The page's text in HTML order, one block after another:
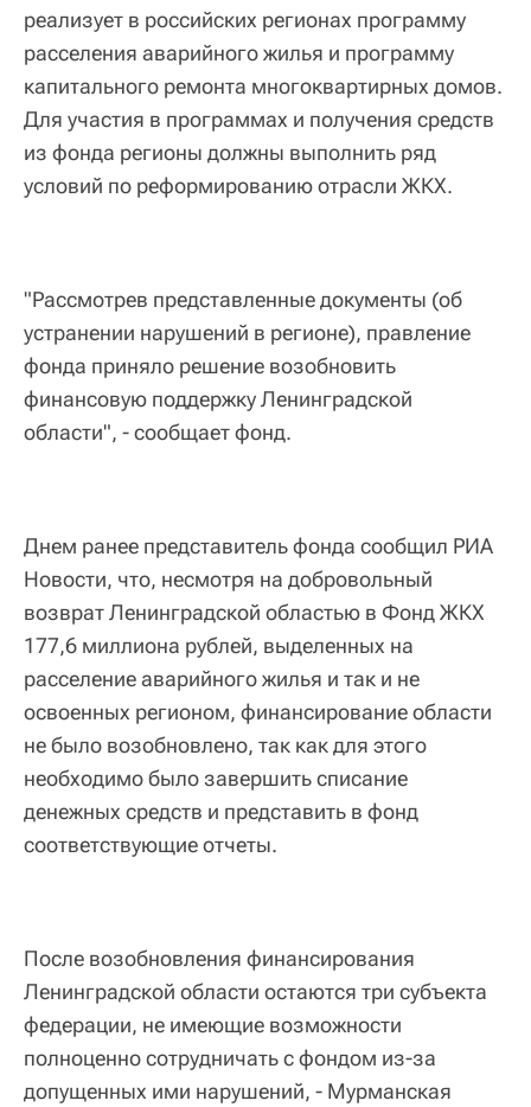
реализует в российских регионах программу
расселения аварийного жилья и программу
капитального ремонта многоквартирных домов.
Для участия в программах и получения средств
из фонда регионы должны выполнить ряд
условий по реформированию отрасли ЖКХ.
"Рассмотрев представленные документы (об
устранении нарушений в регионе), правление
фонда приняло решение возобновить
финансовую поддержку Ленинградской
области", - сообщает фонд.
Днем ранее представитель фонда сообщил РИА
Новости, что, несмотря на добровольный
возврат Ленинградской областью в Фонд ЖКХ
177,6 миллиона рублей, выделенных на
расселение аварийного жилья и так и не
освоенных регионом, финансирование области
не было возобновлено, так как для этого
необходимо было завершить списание
денежных средств и представить в фонд
соответствующие отчеты.
После возобновления финансирования
Ленинградской области остаются три субъекта
федерации, не имеющие возможности
полноценно сотрудничать с фондом из-за
допущенных ими нарушений, - Мурманская